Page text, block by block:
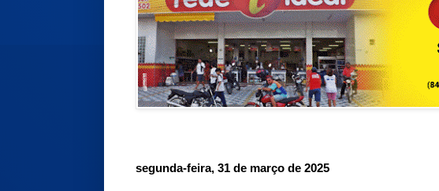
segunda-feira, 31 de março de 2025